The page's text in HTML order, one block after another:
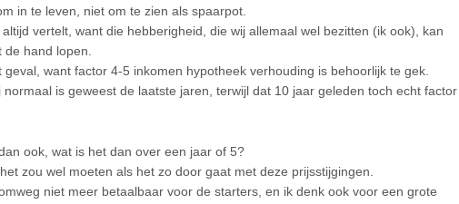
in te leven, niet om te zien als spaarpot.
vertelt, want die hebberigheid, die wij allemaal wel bezitten (ik ook), kan
de hand lopen.
geval, want factor 4-5 inkomen hypotheek verhouding is behoorlijk te gek.
normaal is geweest de laatste jaren, terwijl dat 10 jaar geleden toch echt factor
ook, wat is het dan over een jaar of 5?
zou wel moeten als het zo door gaat met deze prijsstijgingen.
niet meer betaalbaar voor de starters, en ik denk ook voor een grote